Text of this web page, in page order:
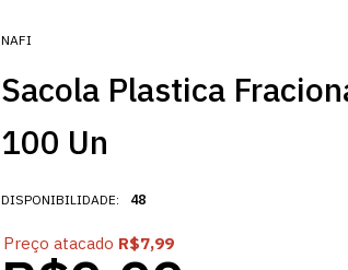
NAFI
Sacola Plastica
100 Un
DISPONIBILIDADE: 48
Preço atacado R$7,99